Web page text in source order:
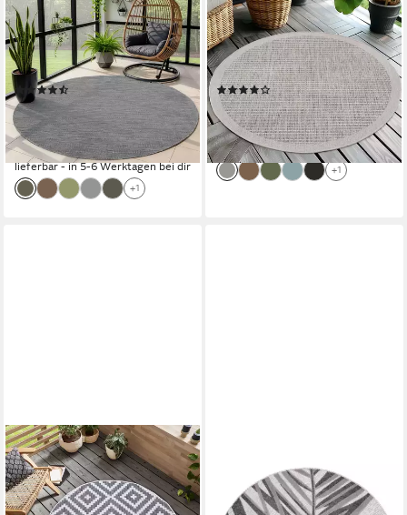
Outdoorteppich Unicolor -
Einfarbig, Rund, Höhe: 5 mm,
Teppich Wetterfest Balkon
Küchenteppich Flachgewebe
Sisaloptik (82)
ab 32,13 € UVP 91,90 €
nur diesen Monat
-65%
lieferbar - in 5-6 Werktagen bei dir
+1
Outdoorteppich Unicolor -
Einfarbig, Rund, Höhe: 5 mm,
Teppich Wetterfest Balkon
Küchenteppich Flachgewebe
Sisaloptik(56)
ab 40,90 € UVP81,90 €
-50%
lieferbar - in 2-3 Werktagen bei dir
+1
OTTO HOME
Teppich Ronda Wendeteppich,
rund, Höhe: 5 mm, Sisal-Optik,
Flachgewebe, In- und
Höhe: 6 mm, Wasserfester
Outdoor Teppich, pflegeleicht